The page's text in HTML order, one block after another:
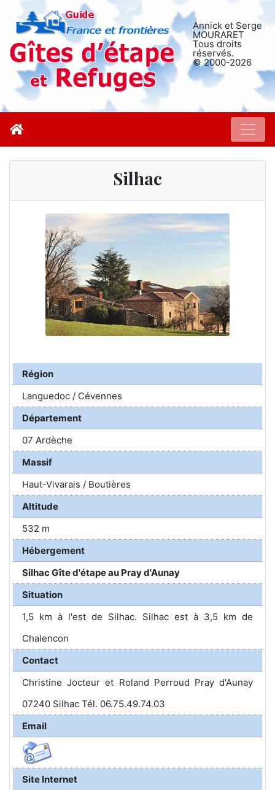
Annick et Serge
MOURARET
Tous droits
réservés.
© 2000-2026
Silhac
Région
Languedoc / Cévennes
Département
07 Ardèche
Massif
Haut-Vivarais / Boutières
Altitude
532 m
Hébergement
Silhac Gîte d'étape au Pray d'Aunay
Situation
1,5 km à l'est de Silhac. Silhac est à 3,5 km de
Chalencon
Contact
Christine Jocteur et Roland Perroud Pray d'Aunay
07240 Silhac Tél. 06.75.49.74.03
Email
Site Internet